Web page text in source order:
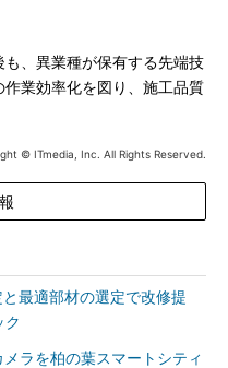
、異業種が保有する先端技
業効率化を図り、施工品質
© ITmedia, Inc. All Rights Reserved.
最適部材の選定で改修提
ク
ラを柏の葉スマートシティ